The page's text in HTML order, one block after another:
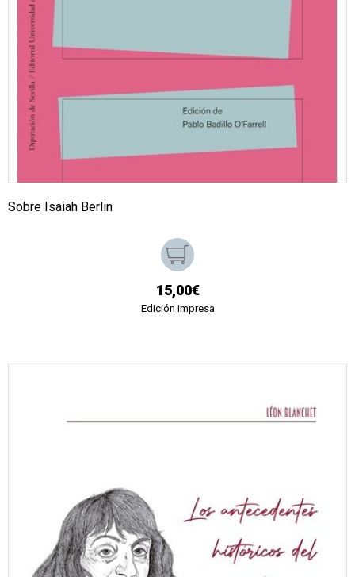
Sobre Isaiah Berlin
15,00€
Edición impresa